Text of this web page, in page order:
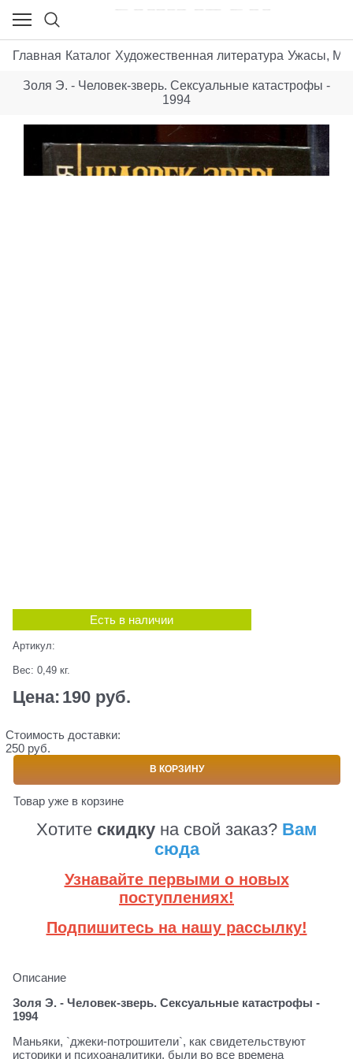
Главная Каталог Художественная литература Ужасы,
Золя Э. - Человек-зверь. Сексуальные катастрофы -
1994
Есть в наличии
Артикул:
Вес: 0,49 кг.
Цена: 190 руб.
Стоимость доставки:
250 руб.
В КОРЗИНУ
Товар уже в корзине
Хотите скидку на свой заказ? Вам
сюда
Узнавайте первыми о новых
поступлениях!
Подпишитесь на нашу рассылку!
Описание
Золя Э. - Человек-зверь. Сексуальные катастрофы -
1994
Маньяки, `джеки-потрошители`, как свидетельствуют
историки и психоаналитики, были во все времена